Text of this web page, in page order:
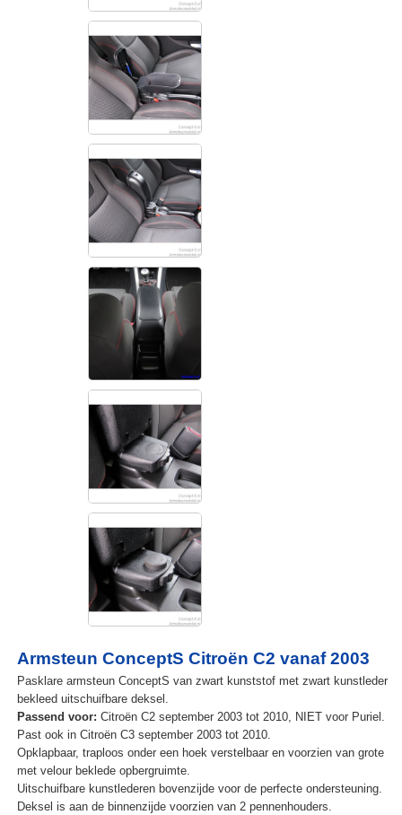
Armsteun ConceptS Citroën C2 vanaf 2003
Pasklare armsteun ConceptS van zwart kunststof met zwart kunstleder
bekleed uitschuifbare deksel.
Passend voor: Citroën C2 september 2003 tot 2010, NIET voor Puriel.
Past ook in Citroën C3 september 2003 tot 2010.
Opklapbaar, traploos onder een hoek verstelbaar en voorzien van grote
met velour beklede opbergruimte.
Uitschuifbare kunstlederen bovenzijde voor de perfecte ondersteuning.
Deksel is aan de binnenzijde voorzien van 2 pennenhouders.